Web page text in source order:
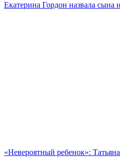
Екатерина Гордон назвала сына
«Невероятный ребенок»: